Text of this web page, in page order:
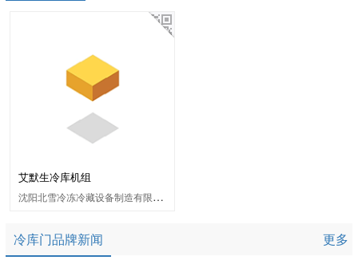
艾默生冷库机组
沈阳北雪冷冻冷藏设备制造有限公司
冷库门品牌新闻 更多